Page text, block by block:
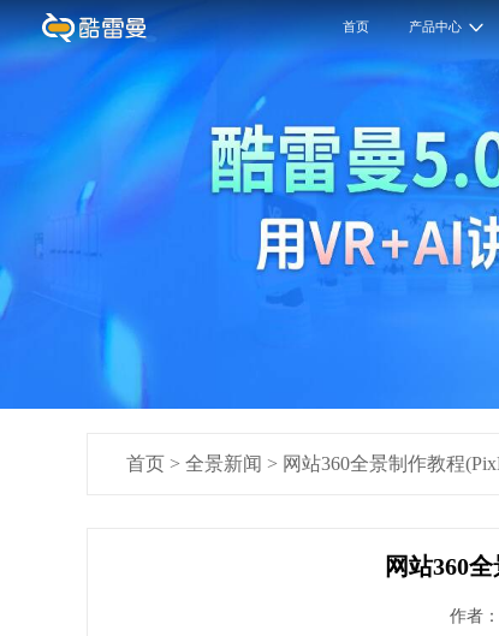
首页 产品中心
首页 > 全景新闻 > 网站360全景制作教程
网站360
作者